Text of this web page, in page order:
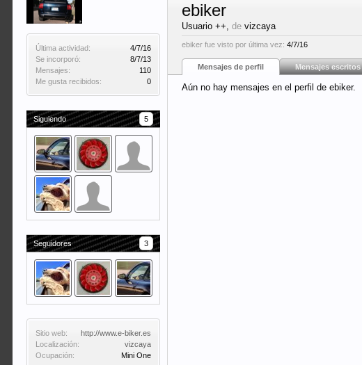
Última actividad:
4/7/16
Se incorporó:
8/7/13
Mensajes:
110
Me gusta recibidos:
0
Siguiendo 5
Seguidores 3
Sitio web:
http://www.e-biker.es
Localización:
vizcaya
Ocupación:
Mini One
ebiker
Usuario ++,de vizcaya
ebiker fue visto por última vez: 4/7/16
Mensajes de perfil Mensajes escritos
Aún no hay mensajes en el perfil de ebiker.